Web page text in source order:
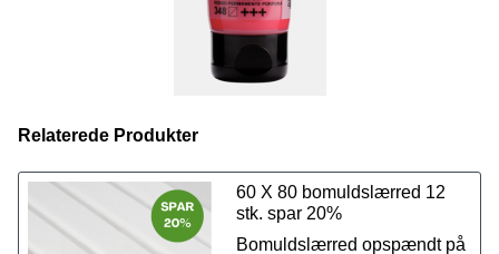
Relaterede Produkter
60 X 80 bomuldslærred 12
stk. spar 20%
Bomuldslærred opspændt på